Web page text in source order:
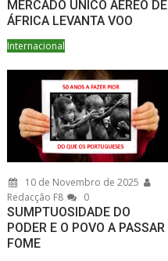
MERCADO ÚNICO AÉREO DE
ÁFRICA LEVANTA VOO
Internacional
10 de Novembro de 2025
Redacção F8
0
SUMPTUOSIDADE DO
PODER E O POVO A PASSAR
FOME